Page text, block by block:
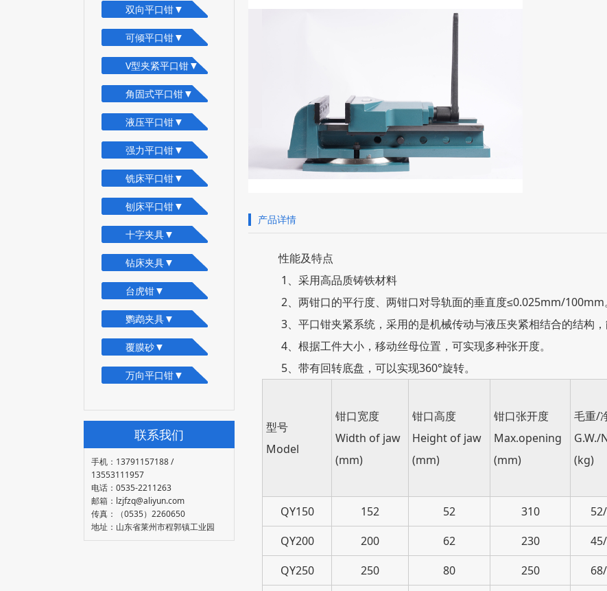
双向平口钳▼
可倾平口钳▼
V型夹紧平口钳▼
角固式平口钳▼
液压平口钳▼
强力平口钳▼
铣床平口钳▼
刨床平口钳▼
十字夹具▼
钻床夹具▼
台虎钳▼
鹦鹉夹具▼
覆膜砂▼
万向平口钳▼
联系我们
手机：13791157188 /
13553111957
电话：0535-2211263
邮箱：lzjfzq@aliyun.com
传真：（0535）2260650
地址：山东省莱州市程郭镇工业园
产品详情
性能及特点
1、采用高品质铸铁材料
2、两钳口的平行度、两钳口对导轨面的垂直度≤0.025mm/100mm。
3、平口钳夹紧系统，采用的是机械传动与液压夹紧相结合的结构，
4、根据工件大小，移动丝母位置，可实现多种张开度。
5、带有回转底盘，可以实现360°旋转。
型号
Model
钳口宽度
Width of jaw
(mm)
钳口高度
Height of jaw
(mm)
钳口张开度
Max.opening
(mm)
毛重/
G.W./
(kg)
QY150 152 52 310
QY200
200 62 230
QY250
250 80 250